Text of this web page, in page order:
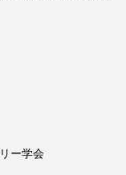
ー学会